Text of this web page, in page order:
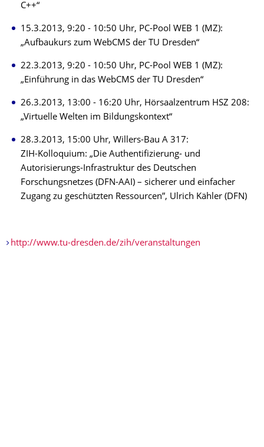
C++“
15.3.2013, 9:20 - 10:50 Uhr, PC-Pool WEB 1 (MZ):
„Aufbaukurs zum WebCMS der TU Dresden“
22.3.2013, 9:20 - 10:50 Uhr, PC-Pool WEB 1 (MZ):
„Einführung in das WebCMS der TU Dresden“
26.3.2013, 13:00 - 16:20 Uhr, Hörsaalzentrum HSZ 208:
„Virtuelle Welten im Bildungskontext“
28.3.2013, 15:00 Uhr, Willers-Bau A 317:
ZIH-Kolloquium: „Die Authentifizierung- und
Autorisierungs-Infrastruktur des Deutschen
Forschungsnetzes (DFN-AAI) – sicherer und einfacher
Zugang zu geschützten Ressourcen”, Ulrich Kähler (DFN)
http://www.tu-dresden.de/zih/veranstaltungen